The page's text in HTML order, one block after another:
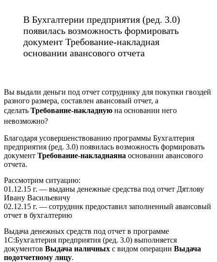
В Бухгалтерии предприятия (ред. 3.0)
появилась возможность формировать
документ Требование-накладная
основании авансового отчета
Вы выдали деньги под отчет сотруднику для покупки гвоздей
разного размера, составлен авансовый отчет, а
сделать Требование-накладную на основании него
невозможно?
Благодаря усовершенствованию программы Бухгалтерия
предприятия (ред. 3.0) появилась возможность формировать
документ Требование-накладнаяна основании авансового
отчета.
Рассмотрим ситуацию:
01.12.15 г. — выданы денежные средства под отчет Дятлову
Ивану Васильевичу
02.12.15 г. — сотрудник предоставил заполненный авансовый
отчет в бухгалтерию
Выдача денежных средств под отчет в программе
1С:Бухгалтерия предприятия (ред. 3.0) выполняется
документов Выдача наличных с видом операции Выдача
подотчетному лицу.